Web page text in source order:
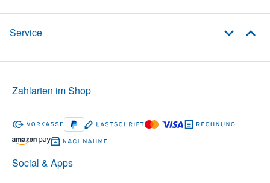
Service
Social & Apps
Zahlarten im Shop